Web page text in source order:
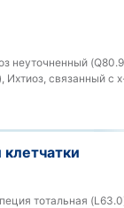
неуточненный
Ихтиоз, связанный с
тотальная